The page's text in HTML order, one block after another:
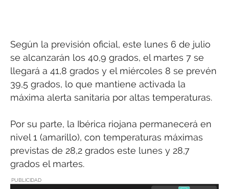
Según la previsión oficial, este lunes 6 de julio
se alcanzarán los 40,9 grados, el martes 7 se
llegará a 41,8 grados y el miércoles 8 se prevén
39,5 grados, lo que mantiene activada la
máxima alerta sanitaria por altas temperaturas.
Por su parte, la Ibérica riojana permanecerá en
nivel 1 (amarillo), con temperaturas máximas
previstas de 28,2 grados este lunes y 28,7
grados el martes.
PUBLICIDAD